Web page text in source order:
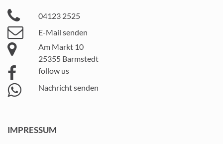
04123 2525
E-Mail senden
Am Markt 10
25355 Barmstedt
follow us
Nachricht senden
IMPRESSUM